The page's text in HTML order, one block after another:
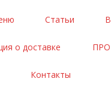
Статьи
о доставке
Контакты